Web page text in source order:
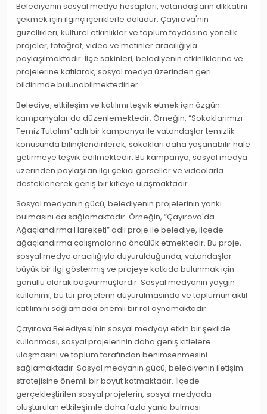
Belediyenin sosyal medya hesapları, vatandaşların dikkatini
çekmek için ilginç içeriklerle doludur. Çayırova'nın
güzellikleri, kültürel etkinlikler ve toplum faydasına yönelik
projeler; fotoğraf, video ve metinler aracılığıyla
paylaşılmaktadır. İlçe sakinleri, belediyenin etkinliklerine ve
projelerine katılarak, sosyal medya üzerinden geri
bildirimde bulunabilmektedirler.
Belediye, etkileşim ve katılımı teşvik etmek için özgün
kampanyalar da düzenlemektedir. Örneğin, “Sokaklarımızı
Temiz Tutalım” adlı bir kampanya ile vatandaşlar temizlik
konusunda bilinçlendirilerek, sokakları daha yaşanabilir hale
getirmeye teşvik edilmektedir. Bu kampanya, sosyal medya
üzerinden paylaşılan ilgi çekici görseller ve videolarla
desteklenerek geniş bir kitleye ulaşmaktadır.
Sosyal medyanın gücü, belediyenin projelerinin yankı
bulmasını da sağlamaktadır. Örneğin, “Çayırova'da
Ağaçlandırma Hareketi” adlı proje ile belediye, ilçede
ağaçlandırma çalışmalarına öncülük etmektedir. Bu proje,
sosyal medya aracılığıyla duyurulduğunda, vatandaşlar
büyük bir ilgi göstermiş ve projeye katkıda bulunmak için
gönüllü olarak başvurmuşlardır. Sosyal medyanın yaygın
kullanımı, bu tür projelerin duyurulmasında ve toplumun aktif
katılımını sağlamada önemli bir rol oynamaktadır.
Çayırova Belediyesi'nin sosyal medyayı etkin bir şekilde
kullanması, sosyal projelerinin daha geniş kitlelere
ulaşmasını ve toplum tarafından benimsenmesini
sağlamaktadır. Sosyal medyanın gücü, belediyenin iletişim
stratejisine önemli bir boyut katmaktadır. İlçede
gerçekleştirilen sosyal projelerin, sosyal medyada
oluşturulan etkileşimle daha fazla yankı bulması